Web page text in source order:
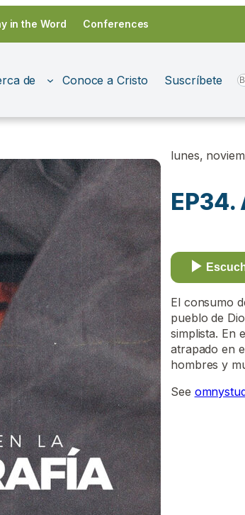
in the Word Conferences
de Conoce a Cristo Suscríbete
lunes,
El consumo
pueblo de
simplista. En
atrapado en
hombres y
See